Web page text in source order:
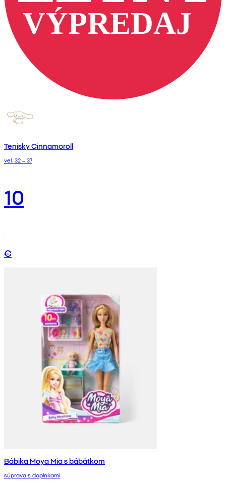
Tenisky Cinnamoroll
veľ. 32 – 37
10
€
Bábika Moya Mia s bábätkom
súprava s doplnkami